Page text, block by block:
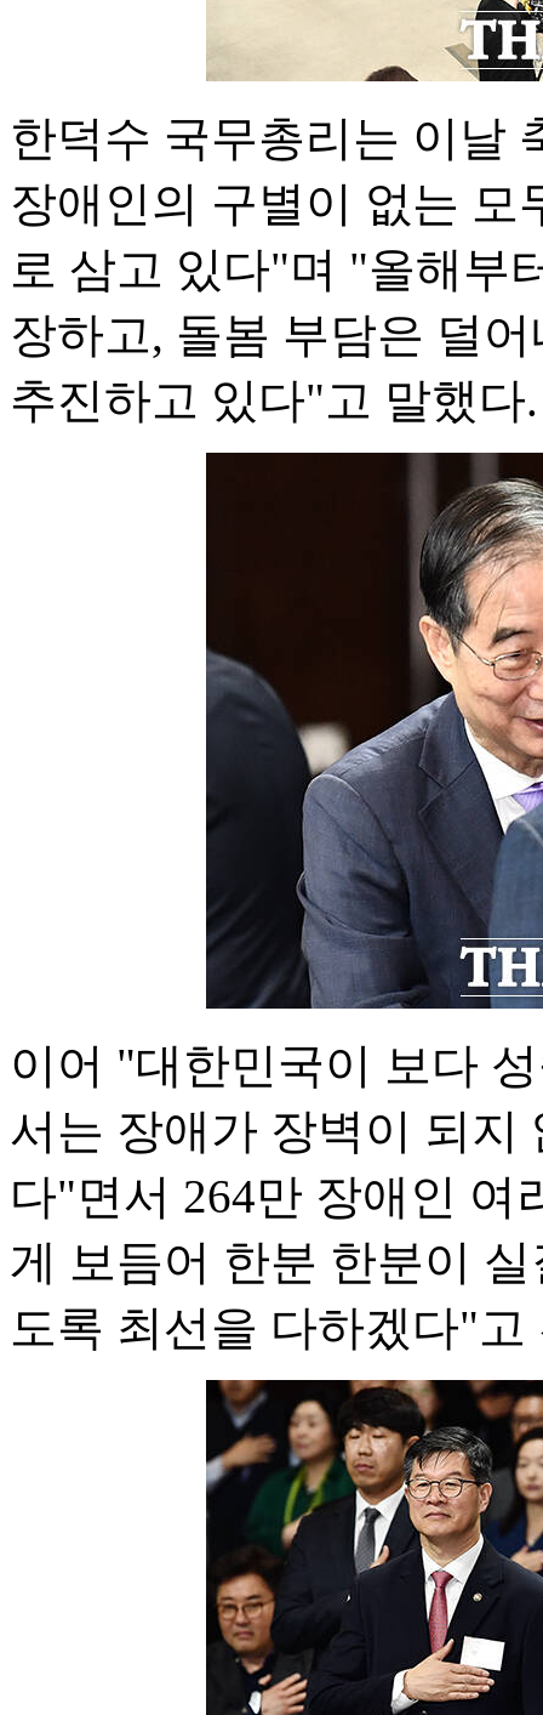
한덕수 국무총리는 이날
장애인의 구별이 없는 모
로 삼고 있다"며 "올해부
장하고, 돌봄 부담은 덜
추진하고 있다"고 말했다.
이어 "대한민국이 보다
서는 장애가 장벽이 되지
다"면서 264만 장애인 여
게 보듬어 한분 한분이
도록 최선을 다하겠다"고